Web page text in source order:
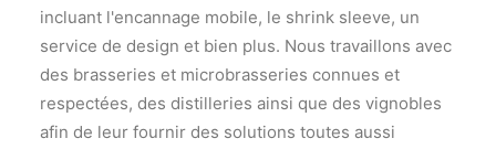
incluant l'encannage mobile, le shrink sleeve, un
service de design et bien plus. Nous travaillons avec
des brasseries et microbrasseries connues et
respectées, des distilleries ainsi que des vignobles
afin de leur fournir des solutions toutes aussi